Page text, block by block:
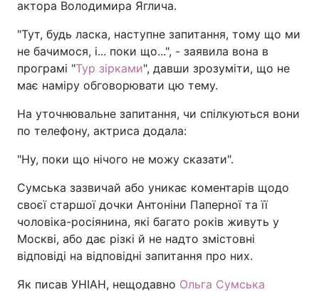
актора Володимира Яглича.
"Тут, будь ласка, наступне запитання, тому що ми
не бачимося, і... поки що...", - заявила вона в
програмі "Тур зірками", давши зрозуміти, що не
має наміру обговорювати цю тему.
На уточнювальне запитання, чи спілкуються вони
по телефону, актриса додала:
"Ну, поки що нічого не можу сказати".
Сумська зазвичай або уникає коментарів щодо
своєї старшої дочки Антоніни Паперної та її
чоловіка-росіянина, які багато років живуть у
Москві, або дає різкі й не надто змістовні
відповіді на відповідні запитання про них.
Як писав УНІАН, нещодавно Ольга Сумська